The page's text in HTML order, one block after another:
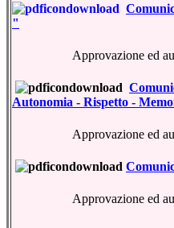
"
Approvazione ed
Autonomia - Rispetto -
Approvazione ed
Approvazione ed